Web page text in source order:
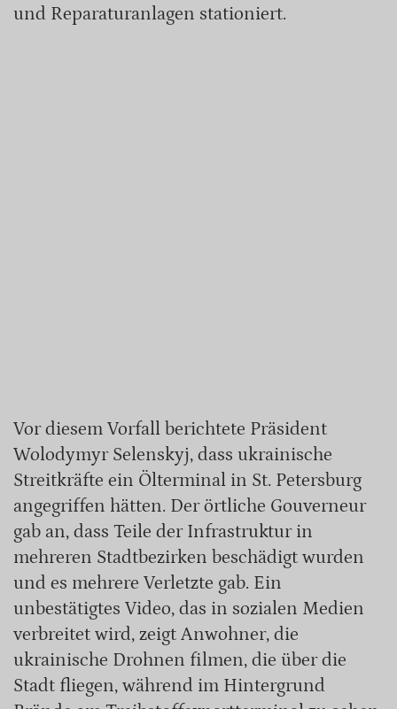
und Reparaturanlagen stationiert.
Vor diesem Vorfall berichtete Präsident
Wolodymyr Selenskyj, dass ukrainische
Streitkräfte ein Ölterminal in St. Petersburg
angegriffen hätten. Der örtliche Gouverneur
gab an, dass Teile der Infrastruktur in
mehreren Stadtbezirken beschädigt wurden
und es mehrere Verletzte gab. Ein
unbestätigtes Video, das in sozialen Medien
verbreitet wird, zeigt Anwohner, die
ukrainische Drohnen filmen, die über die
Stadt fliegen, während im Hintergrund